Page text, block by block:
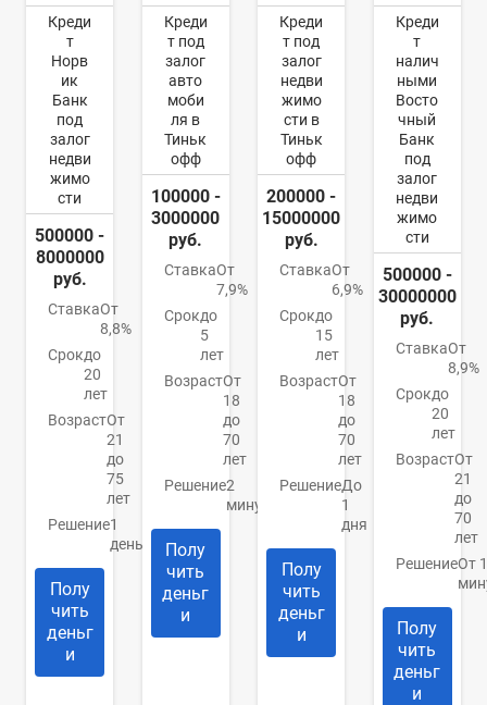
Креди
т
Норв
ик
Банк
под
залог
недви
жимо
сти
500000 -
8000000
руб.
СтавкаОт
8,8%
Срокдо
20
лет
ВозрастОт
21
до
75
лет
Решение1
день
Полу
чить
деньг
и
Креди
т под
залог
авто
моби
ля в
Тиньк
офф
100000 -
3000000
руб.
СтавкаОт
7,9%
Срокдо
5
лет
ВозрастОт
18
до
70
лет
Решение2
минуты
Полу
чить
деньг
и
Креди
т под
залог
недви
жимо
сти в
Тиньк
офф
200000 -
15000000
руб.
СтавкаОт
6,9%
Срокдо
15
лет
ВозрастОт
18
до
70
лет
РешениеДо
1
дня
Полу
чить
деньг
и
Креди
т
налич
ными
Восто
чный
Банк
под
залог
недви
жимо
сти
500000 -
30000000
руб.
СтавкаОт
8,9%
Срокдо
20
лет
ВозрастОт
21
до
70
лет
РешениеОт
Полу
чить
деньг
и